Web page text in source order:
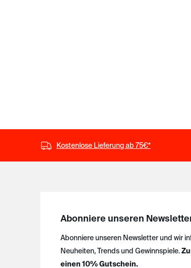
Kostenlose Lieferung ab 75€*
Abonniere unseren
Abonniere unseren Newsletter und wir
Neuheiten, Trends und Gewinnspiele.
einen 10% Gutschein.